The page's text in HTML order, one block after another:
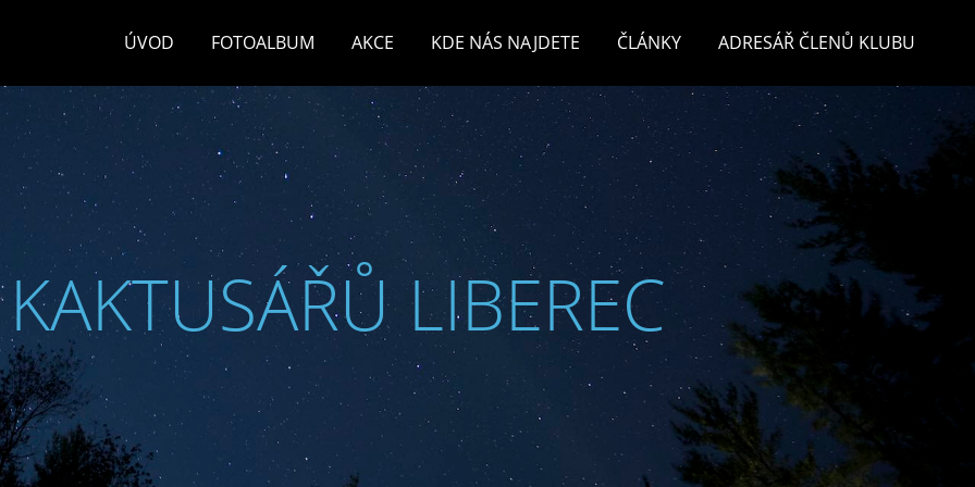
ÚVOD FOTOALBUM AKCE KDE NÁS NAJDETE ČLÁNKY ADRESÁŘ ČLENŮ KLUBU
LIBEREC